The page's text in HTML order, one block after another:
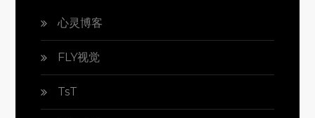
心灵博客
FLY视觉
TsT